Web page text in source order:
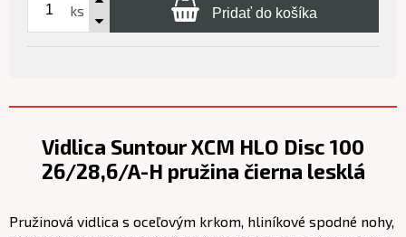
ks Pridať do košíka
Vidlica Suntour XCM HLO Disc 100
26/28,6/A-H pružina čierna lesklá
Pružinová vidlica s oceľovým krkom, hliníkové spodné nohy,